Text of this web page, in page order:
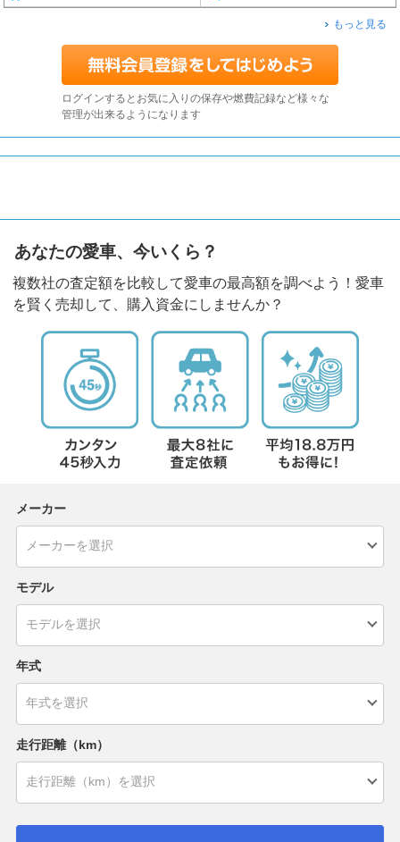
もっと見る
ログインするとお気に入りの保存や燃費記録など様々な
管理が出来るようになります
あなたの愛車、今いくら？
複数社の査定額を比較して愛車の最高額を調べよう！愛車
を賢く売却して、購入資金にしませんか？
メーカー
モデル
年式
走行距離（km）